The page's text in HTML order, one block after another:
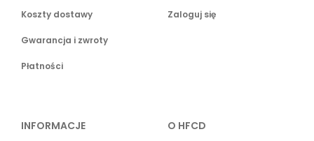
Koszty dostawy
Gwarancja i zwroty
Płatności
Zaloguj się
INFORMACJE O HFCD